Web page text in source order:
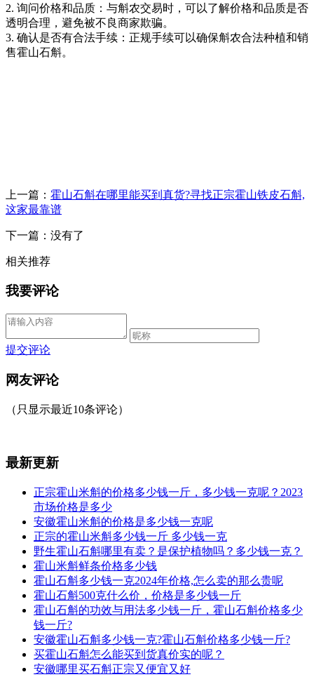
2. 询问价格和品质：与斛农交易时，可以了解价格和品质是否
透明合理，避免被不良商家欺骗。
3. 确认是否有合法手续：正规手续可以确保斛农合法种植和销
售霍山石斛。
上一篇： 霍山石斛在哪里能买到真货?寻找正宗霍山铁皮石斛,
这家最靠谱
下一篇：没有了
相关推荐
我要评论
提交评论
网友评论
（只显示最近10条评论）
最新更新
正宗霍山米斛的价格多少钱一斤，多少钱一克呢？2023
市场价格是多少
安徽霍山米斛的价格是多少钱一克呢
正宗的霍山米斛多少钱一斤 多少钱一克
野生霍山石斛哪里有卖？是保护植物吗？多少钱一克？
霍山米斛鲜条价格多少钱
霍山石斛多少钱一克2024年价格,怎么卖的那么贵呢
霍山石斛500克什么价，价格是多少钱一斤
霍山石斛的功效与用法多少钱一斤，霍山石斛价格多少
钱一斤?
安徽霍山石斛多少钱一克?霍山石斛价格多少钱一斤?
买霍山石斛怎么能买到货真价实的呢？
安徽哪里买石斛正宗又便宜又好